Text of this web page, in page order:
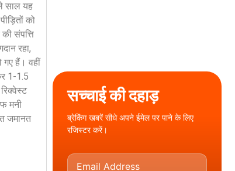
साल यह
को
संपत्ति
रहा,
हैं। वहीं
1-1.5
मनी
जमानत
सच्चाई की दहाड़
ब्रेकिंग खबरें सीधे अपने ईमेल पर पाने के लिए
रजिस्टर करें।